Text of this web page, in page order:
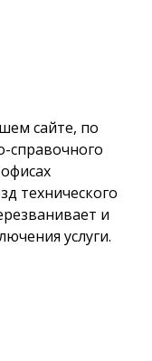
сайте, по
справочного
технического
и
услуги.